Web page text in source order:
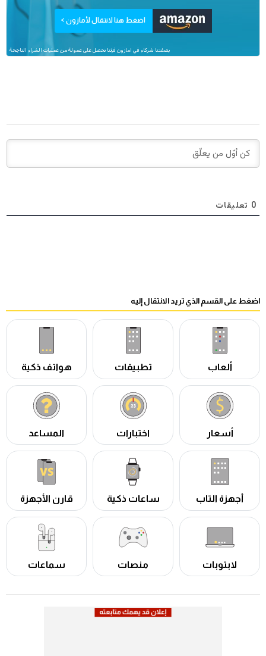
اضغط هنا لانتقال لأمازون >
بصفتنا شركاء في امازون فإننا نحصل على عمولة من عمليات الشراء الناجحة
0 تعليقات
اضغط على القسم الذي تريد الانتقال إليه
ألعاب تطبيقات هواتف ذكية
أسعار اختبارات المساعد
أجهزة التاب ساعات ذكية قارن الأجهزة
لابتوبات منصات سماعات